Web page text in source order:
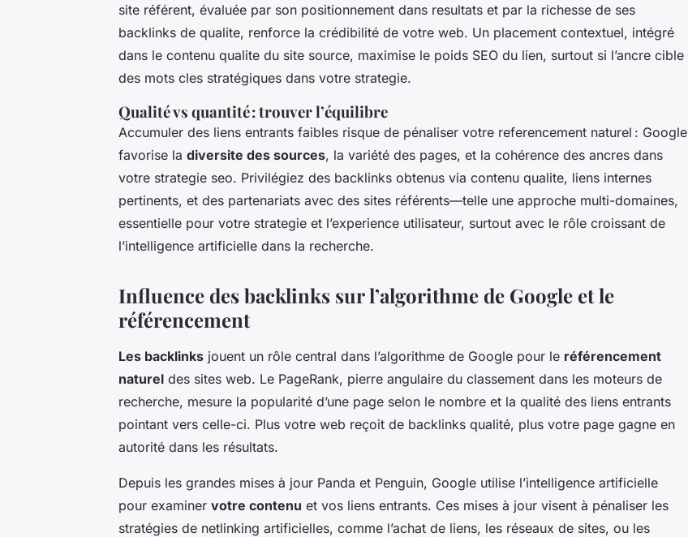
site référent, évaluée par son positionnement dans resultats et par la richesse de ses
backlinks de qualite, renforce la crédibilité de votre web. Un placement contextuel, intégré
dans le contenu qualite du site source, maximise le poids SEO du lien, surtout si l’ancre cible
des mots cles stratégiques dans votre strategie.
Qualité vs quantité : trouver l’équilibre
Accumuler des liens entrants faibles risque de pénaliser votre referencement naturel : Google
favorise la diversite des sources, la variété des pages, et la cohérence des ancres dans
votre strategie seo. Privilégiez des backlinks obtenus via contenu qualite, liens internes
pertinents, et des partenariats avec des sites référents—telle une approche multi-domaines,
essentielle pour votre strategie et l’experience utilisateur, surtout avec le rôle croissant de
l’intelligence artificielle dans la recherche.
Influence des backlinks sur l’algorithme de Google et le
référencement
Les backlinks jouent un rôle central dans l’algorithme de Google pour le référencement
naturel des sites web. Le PageRank, pierre angulaire du classement dans les moteurs de
recherche, mesure la popularité d’une page selon le nombre et la qualité des liens entrants
pointant vers celle-ci. Plus votre web reçoit de backlinks qualité, plus votre page gagne en
autorité dans les résultats.
Depuis les grandes mises à jour Panda et Penguin, Google utilise l’intelligence artificielle
pour examiner votre contenu et vos liens entrants. Ces mises à jour visent à pénaliser les
stratégies de netlinking artificielles, comme l’achat de liens, les réseaux de sites, ou les